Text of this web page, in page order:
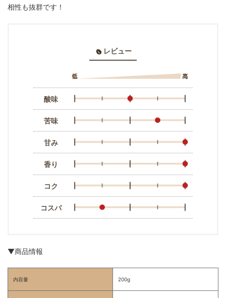
相性も抜群です！
レビュー
酸味
苦味
甘み
香り
コク
コスパ
▼商品情報
内容量 200g